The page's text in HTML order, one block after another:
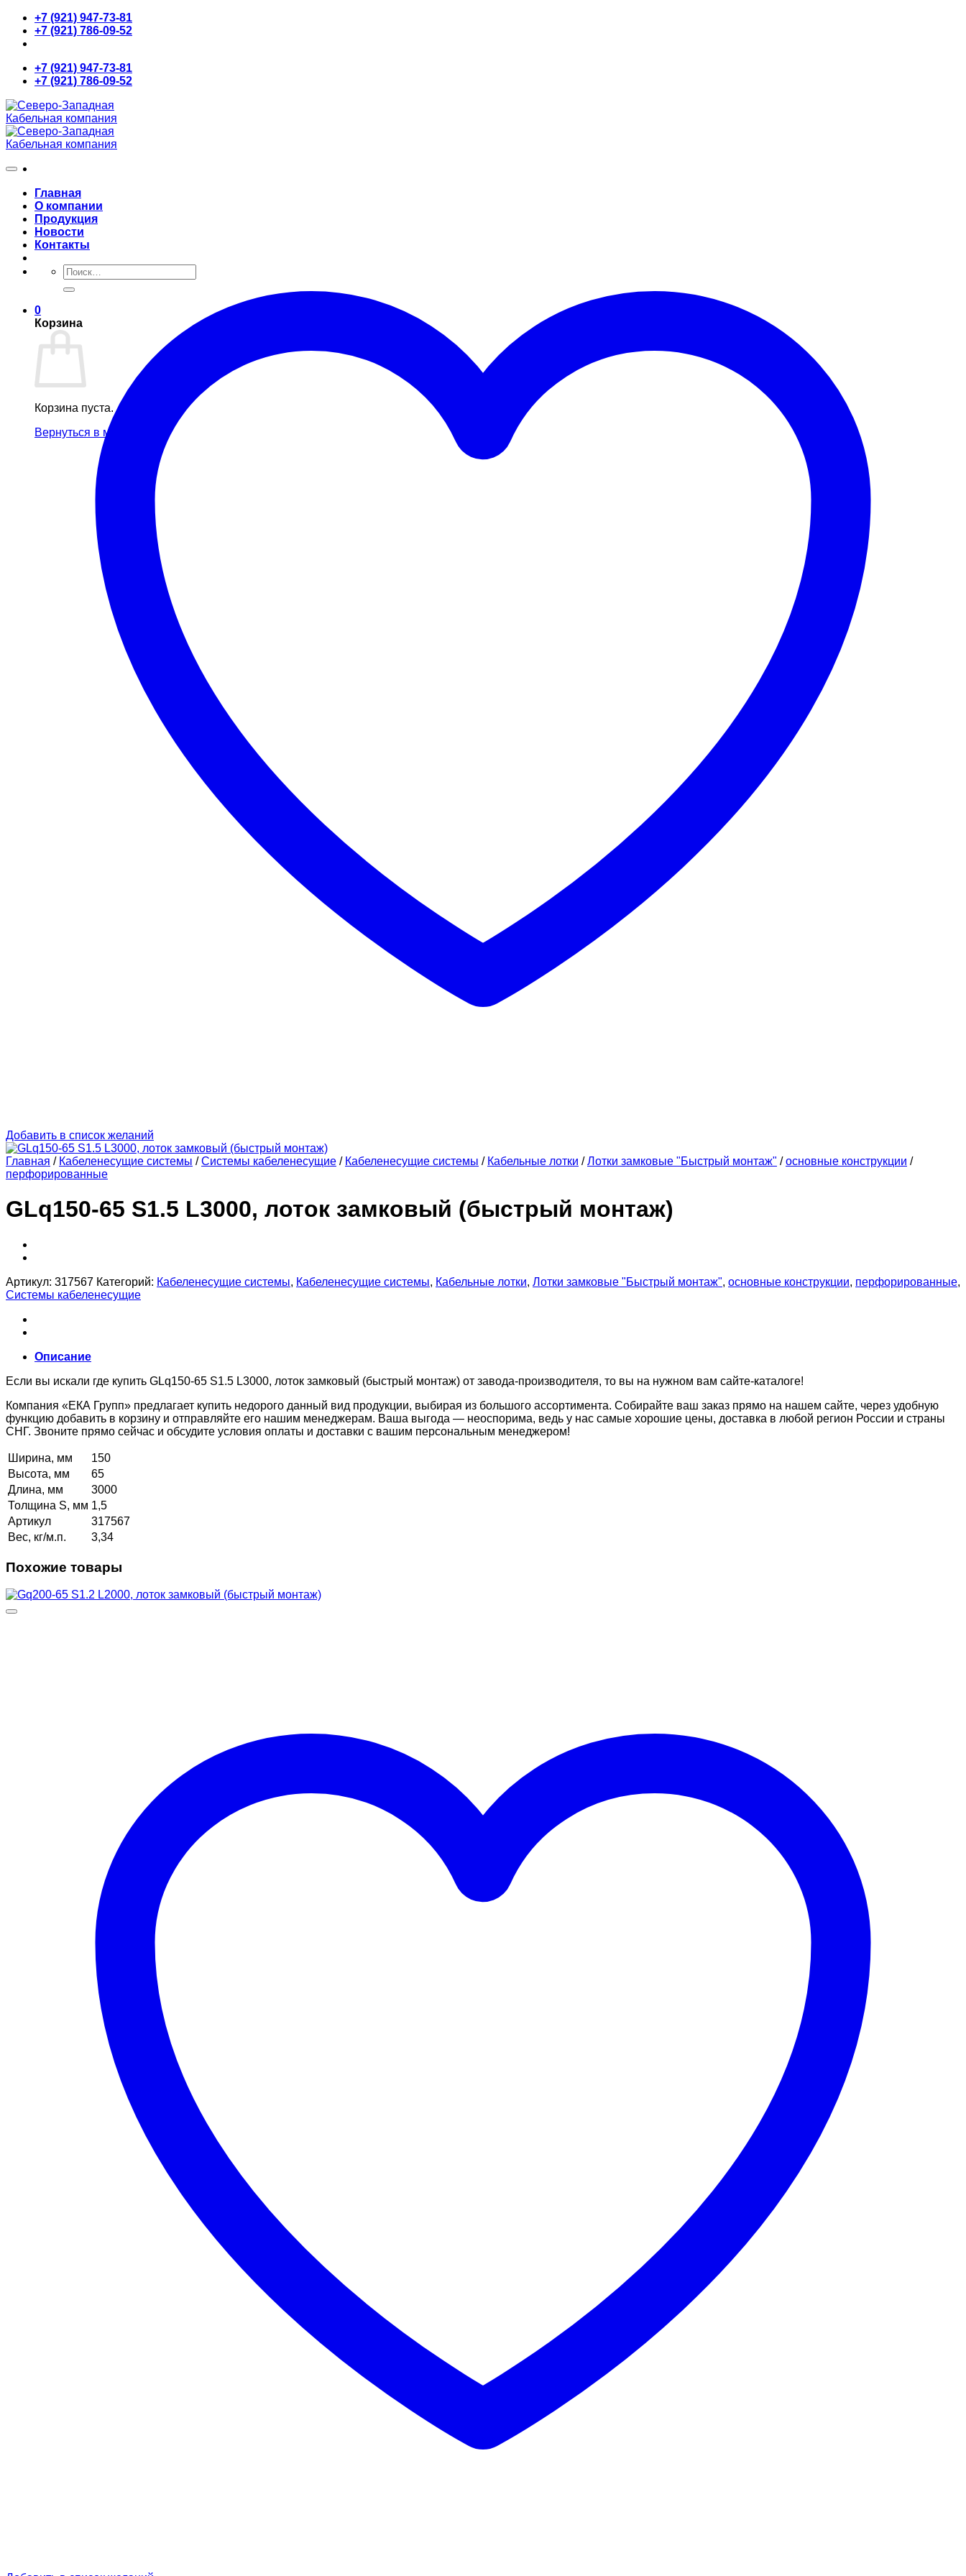
Skip
content
+7 (921) 947-73-81
+7 (921) 786-09-52
+7 (921) 947-73-81
+7 (921) 786-09-52
Главная
О компании
Продукция
Новости
Контакты
Искать:
0
Корзина
Корзина пуста.
Вернуться в магазин
Добавить в список желаний
Главная / Кабеленесущие системы / Системы кабеленесущие / Кабеленесущие системы / Кабельные лотки / Лотки замковые "Быстрый монтаж" / основные конструкции /
перфорированные
GLq150-65 S1.5 L3000, лоток замковый (быстрый монтаж)
Артикул: 317567 Категорий: Кабеленесущие системы, Кабеленесущие системы, Кабельные лотки, Лотки замковые "Быстрый монтаж", основные конструкции, перфорированные,
Системы кабеленесущие
Описание
Если вы искали где купить GLq150-65 S1.5 L3000, лоток замковый (быстрый монтаж) от завода-производителя, то вы на нужном вам сайте-каталоге!
Компания «ЕКА Групп» предлагает купить недорого данный вид продукции, выбирая из большого ассортимента. Собирайте ваш заказ прямо на нашем сайте, через удобную
функцию добавить в корзину и отправляйте его нашим менеджерам. Ваша выгода — неоспорима, ведь у нас самые хорошие цены, доставка в любой регион России и страны
СНГ. Звоните прямо сейчас и обсудите условия оплаты и доставки с вашим персональным менеджером!
Ширина, мм
150
Высота, мм
65
Длина, мм
3000
Толщина S, мм 1,5
Артикул
317567
Вес, кг/м.п.
3,34
Похожие товары